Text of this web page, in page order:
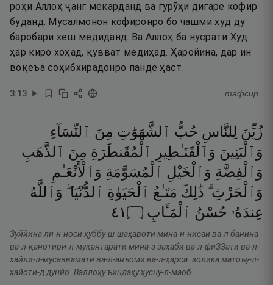
роҳи Аллоҳ ҷанг мекарданд ва гурӯҳи дигаре кофир
буданд. Мусалмонон кофиронро бо чашми худ ду
баробари хеш медиданд. Ва Аллоҳ ба нусрати Худ
ҳар киро хоҳад, қувват медиҳад. Ҳаройина, дар ин
воқеъа соҳибхирадонро панде ҳаст.
3:13 тафсир
زُيِّنَ لِلنَّاسِ حُبُّ ٱلشَّهَوَٰتِ مِنَ ٱلنِّسَآءِ
وَٱلْبَنِينَ وَٱلْقَنَـٰطِيرِ ٱلْمُقَنطَرَةِ مِنَ ٱلذَّهَبِ
وَٱلْفِضَّةِ وَٱلْخَيْلِ ٱلْمُسَوَّمَةِ وَٱلْأَنْعَـٰمِ
وَٱلْحَرْثِ ۗ ذَٰلِكَ مَتَـٰعُ ٱلْحَيَوٰةِ ٱلدُّنْيَا ۖ وَٱللَّهُ
عِندَهُۥ حُسْنُ ٱلْمَـَٔابِ ۝١٤
Зуййина ли-н-носи ҳуббу-ш-шаҳавоти мина-н-нисаи ва-л банина
ва-л-қанотири-л-муқантарати мина-з заҳаби ва-л-фиЗЗати ва-л-
хайли-л-мусаввамати ва-л-анъоми ва-л-ҳарса. золика матоъу-л-
ҳайоти-д дунйо. Валлоҳу ъиндаҳу ҳусну-л-маоб.